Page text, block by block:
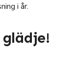
i år.